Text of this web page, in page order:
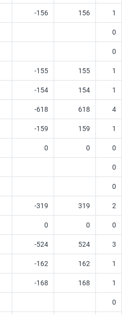
-156 156 1
0
0
-155 155 1
-154 154 1
-618 618 4
-159 159 1
0 0 0
0
0
-319 319 2
0 0 0
-524 524 3
-162 162 1
-168 168 1
0